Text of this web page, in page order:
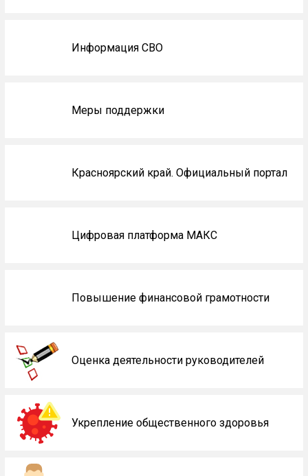
Информация СВО
Меры поддержки
Красноярский край. Официальный портал
Цифровая платформа МАКС
Повышение финансовой грамотности
Оценка деятельности руководителей
Укрепление общественного здоровья